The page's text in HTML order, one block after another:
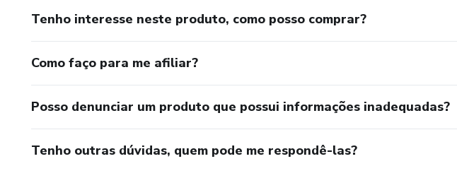
Tenho interesse neste produto, como posso comprar?
Como faço para me afiliar?
Posso denunciar um produto que possui informações inadequadas?
Tenho outras dúvidas, quem pode me respondê-las?